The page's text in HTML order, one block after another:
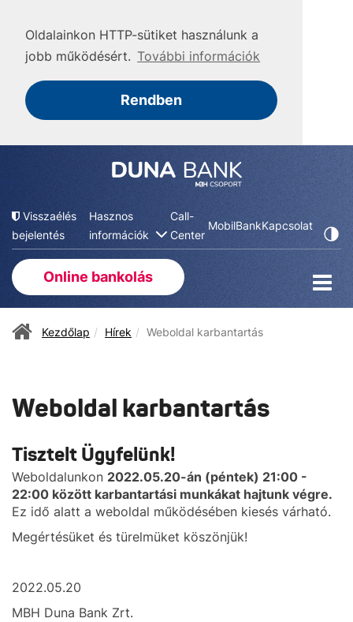
Oldalainkon HTTP-sütiket használunk a
jobb működésért. További információk
Rendben
Visszaélés
bejelentés
Hasznos
információk
Call-
Center
MobilBankKapcsolat
Online bankolás
Kezdőlap Hírek Weboldal karbantartás
Weboldal karbantartás
Tisztelt Ügyfelünk!
Weboldalunkon 2022.05.20-án (péntek) 21:00 -
22:00 között karbantartási munkákat hajtunk végre.
Ez idő alatt a weboldal működésében kiesés várható.
Megértésüket és türelmüket köszönjük!
2022.05.20
MBH Duna Bank Zrt.